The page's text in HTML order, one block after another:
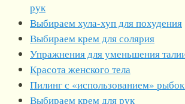
рук
Выбираем хула-хуп для похудения
Выбираем крем для солярия
Упражнения для уменьшения
Красота женского тела
Пилинг с «использованием»
Выбираем крем для рук